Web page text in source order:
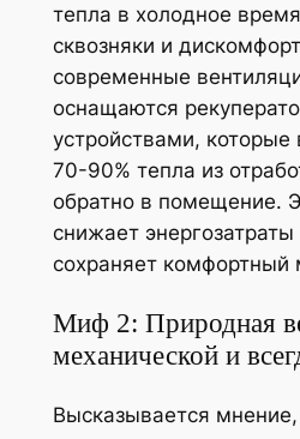
тепла в холодное
сквозняки и
современные
оснащаются
устройствами,
70-90% тепла из
обратно в помещение.
снижает
сохраняет комфортный
Миф 2: Природная
механической и
Высказывается мнение,